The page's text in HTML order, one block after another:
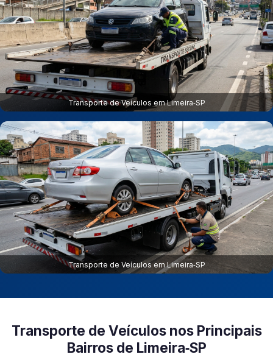
Transporte de Veículos em Limeira‑SP
Transporte de Veículos em Limeira‑SP
Transporte de Veículos nos Principais
Bairros de Limeira‑SP